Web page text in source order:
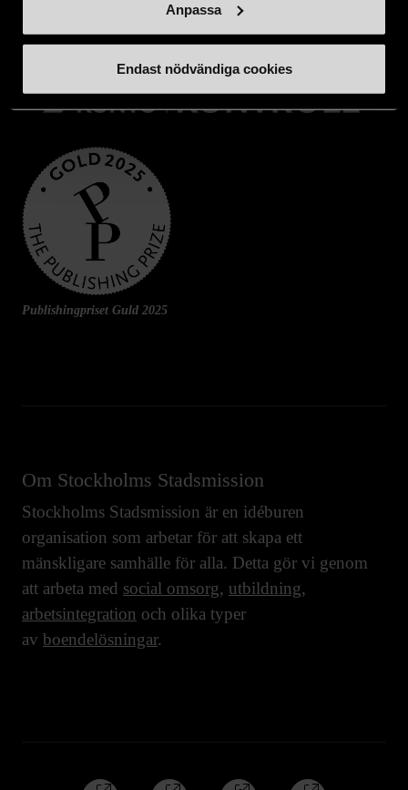
Anpassa
Endast nödvändiga cookies
Publishingpriset Guld 2025
Om Stockholms Stadsmission
Stockholms Stadsmission är en idéburen
organisation som arbetar för att skapa ett
mänskligare samhälle för alla. Detta gör vi genom
att arbeta med social omsorg, utbildning,
arbetsintegration och olika typer
av boendelösningar.